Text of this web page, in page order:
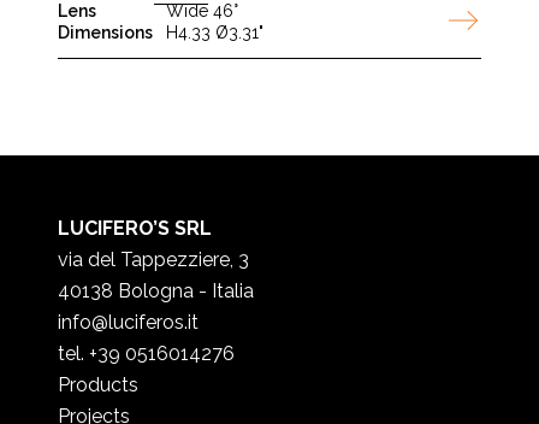
Wide 46°
H4.33 Ø3.31"
LUCIFERO’S SRL
via del Tappezziere, 3
40138 Bologna - Italia
info@luciferos.it
tel. +39 0516014276
Products
Projects